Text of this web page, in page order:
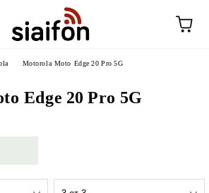
Motorola Moto Edge 20 Pro 5G
Edge 20 Pro 5G